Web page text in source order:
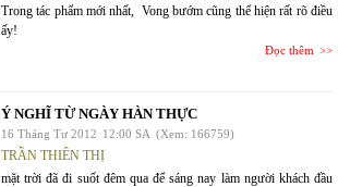
Trong tác phẩm mới nhất, Vong bướm cũng thể hiện rất rõ điều
ấy!
Đọc thêm
Ý NGHĨ TỪ NGÀY HÀN THỰC
16 Tháng Tư 2012 12:00 SA (Xem: 166759)
TRẦN THIÊN THỊ
mặt trời đã đi suốt đêm qua để sáng nay làm người khách đầu